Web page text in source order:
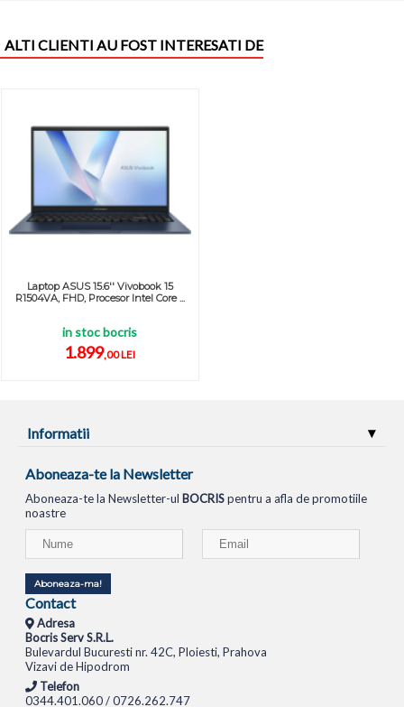
ALTI CLIENTI AU FOST INTERESATI DE
Laptop ASUS 15.6'' Vivobook 15
R1504VA, FHD, Procesor Intel Core ...
in stoc bocris
1.899,00 LEI
Informatii
Aboneaza-te la Newsletter
Aboneaza-te la Newsletter-ul BOCRISpentru a afla de promotiile
noastre
Aboneaza-ma!
Contact
Adresa
Bocris Serv S.R.L.
Bulevardul Bucuresti nr. 42C, Ploiesti, Prahova
Vizavi de Hipodrom
Telefon
0344.401.060 / 0726.262.747